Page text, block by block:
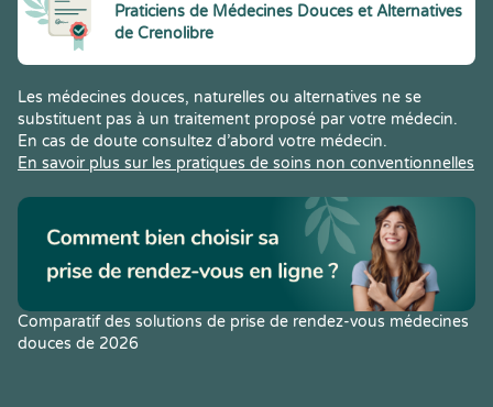
Praticiens de Médecines Douces et Alternatives
de Crenolibre
Les médecines douces, naturelles ou alternatives ne se
substituent pas à un traitement proposé par votre médecin.
En cas de doute consultez d’abord votre médecin.
En savoir plus sur les pratiques de soins non conventionnelles
Comparatif des solutions de prise de rendez-vous médecines
douces de 2026